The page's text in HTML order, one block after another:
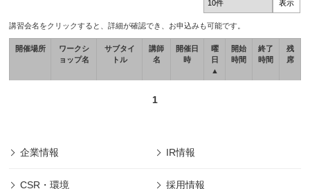
講習会名をクリックすると、詳細が確認でき、お申込みも可能です。
開催場所
ワークシ
ョップ名
サブタイ
トル
講師
名
開催日
時
曜
日
▲
開始
時間
終了
時間
残
席
1
企業情報 IR情報
CSR・環境 採用情報